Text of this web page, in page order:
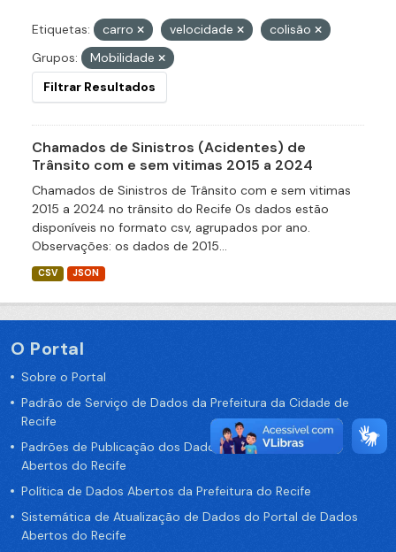
Etiquetas: carro velocidade
colisão
Grupos:
Mobilidade
Filtrar Resultados
Chamados de Sinistros (Acidentes) de
Trânsito com e sem vitimas 2015 a 2024
Chamados de Sinistros de Trânsito com e sem vitimas
2015 a 2024 no trânsito do Recife Os dados estão
disponíveis no formato csv, agrupados por ano.
Observações: os dados de 2015...
CSV JSON
O Portal
Sobre o Portal
Padrão de Serviço de Dados da Prefeitura da Cidade de
Recife
Padrões de Publicação dos Dados no Portal de Dados
Abertos do Recife
Política de Dados Abertos da Prefeitura do Recife
Sistemática de Atualização de Dados do Portal de Dados
Abertos do Recife